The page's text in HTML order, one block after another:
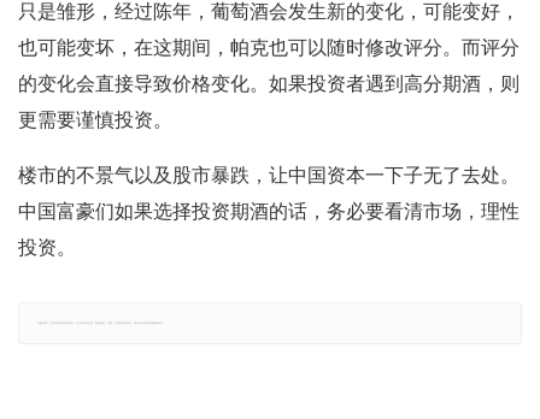
只是雏形，经过陈年，葡萄酒会发生新的变化，可能变好，
也可能变坏，在这期间，帕克也可以随时修改评分。而评分
的变化会直接导致价格变化。如果投资者遇到高分期酒，则
更需要谨慎投资。
楼市的不景气以及股市暴跌，让中国资本一下子无了去处。
中国富豪们如果选择投资期酒的话，务必要看清市场，理性
投资。